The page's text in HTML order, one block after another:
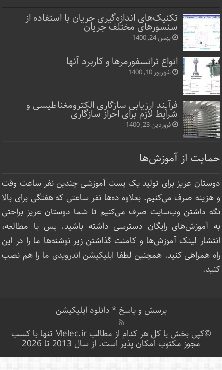
تکنیک‌های اندازه‌گیری جریان با استفاده از
سنسورهای مختلف جریان
بهمن 24, 1400
انواع ترانسفورمرها و کاربرد آنها
شهریور 10, 1400
فرآیند ارزیابی سازگاری الکترومغناطیسی و
شرایط لازم برای احراز سازگاری
فروردین 23, 1400
حمایت از آموزش‌ها
دوستان عزیز برای تولید یک پست آموزشی چندین نفر ساعت‌ وقت
و هزینه صرف می‌کنیم. بعلاوه ده‌ها نفر ساعتی که هفتگی برای بالا
نگه داشتن وب‌سایت صرف ‌می‌کنیم تا شما دوستان عزیز براحتی
به آموزش‌های رایگان دسترسی داشته باشید. پس با مطالعه،
انتشار لینک‌ آموزش‌ها و کامنت گذاشتن زیر نوشته‌‌ها ما را در این
راه همراهی کنید. همچنین لطفا اپلیکیشن اندرویدی ما را هم نصب
کنید.
پرسش و پاسخ* دانلود اپلیکیشن
©کپی بخش یا کل هر کدام از مطالب Melec.ir تنها با کسب
مجوز مکتوب امکان پذیر است. از سال 2013 تا 2026